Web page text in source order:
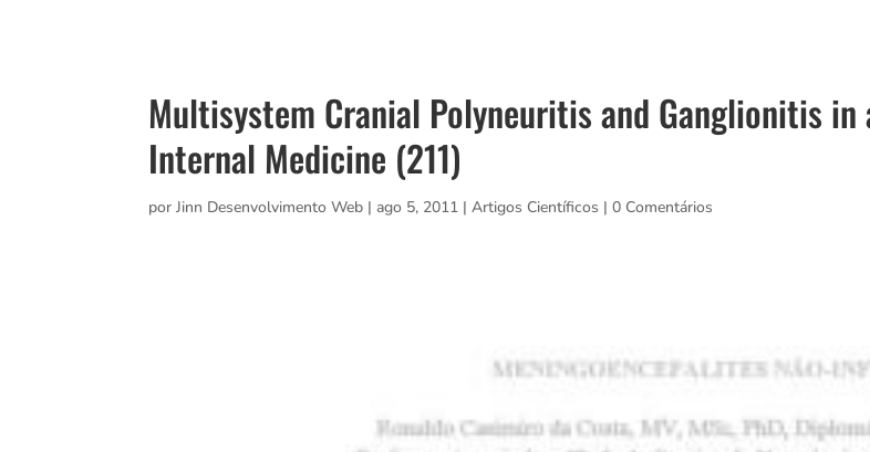
Multisystem Cranial Polyneuritis and Ganglionitis in
Internal Medicine (211)
porJinn Desenvolvimento Web |ago 5, 2011 |Artigos Científicos |0 Comentários